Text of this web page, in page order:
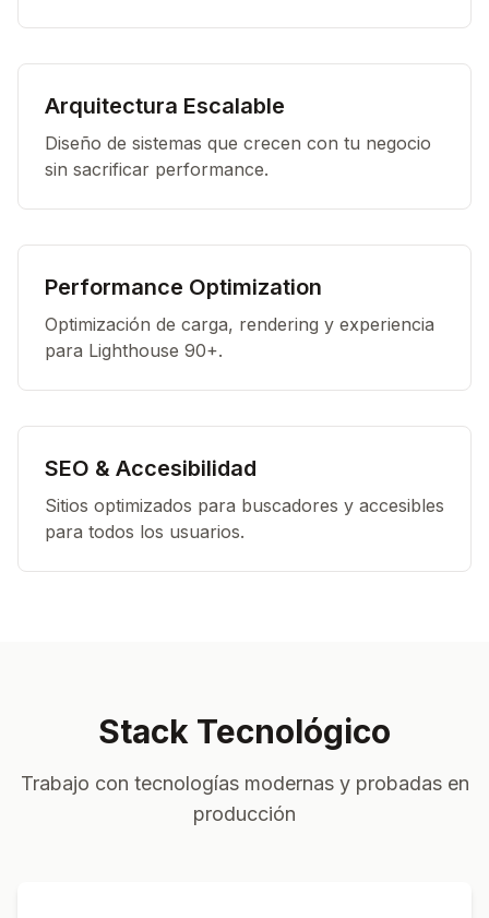
Arquitectura Escalable
Diseño de sistemas que crecen con tu negocio
sin sacrificar performance.
Performance Optimization
Optimización de carga, rendering y experiencia
para Lighthouse 90+.
SEO & Accesibilidad
Sitios optimizados para buscadores y accesibles
para todos los usuarios.
Stack Tecnológico
Trabajo con tecnologías modernas y probadas en
producción